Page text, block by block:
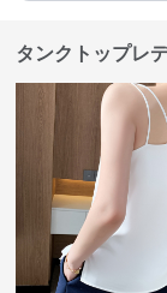
タンクトップレ